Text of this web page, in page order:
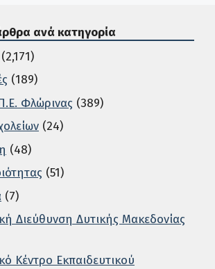
ανά κατηγορία
(2,171)
(189)
Φλώρινας (389)
(24)
(48)
(51)
(7)
Διεύθυνση Δυτικής Μακεδονίας
Κέντρο Εκπαιδευτικού